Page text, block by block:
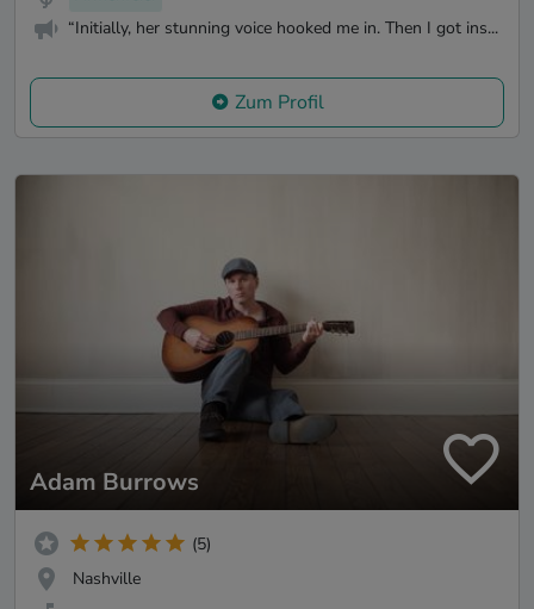
“Initially, her stunning voice hooked me in. Then I got ins...
Zum Profil
Adam Burrows
(5)
Nashville